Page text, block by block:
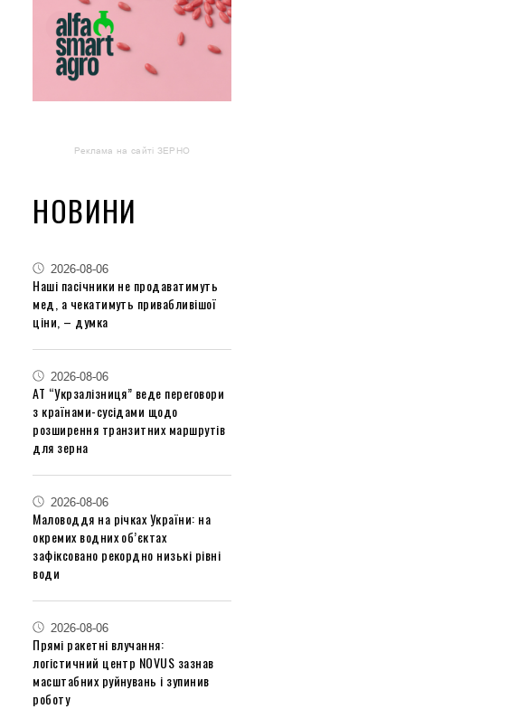
Реклама на сайті ЗЕРНО
НОВИНИ
2026-08-06
Наші пасічники не продаватимуть
мед, а чекатимуть привабливішої
ціни, – думка
2026-08-06
АТ “Укрзалізниця” веде переговори
з країнами-сусідами щодо
розширення транзитних маршрутів
для зерна
2026-08-06
Маловоддя на річках України: на
окремих водних об’єктах
зафіксовано рекордно низькі рівні
води
2026-08-06
Прямі ракетні влучання:
логістичний центр NOVUS зазнав
масштабних руйнувань і зупинив
роботу